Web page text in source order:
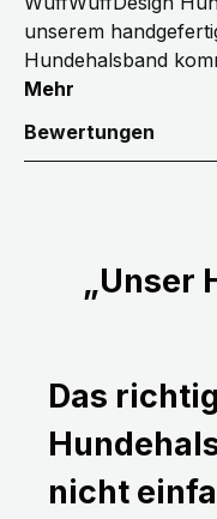
unserem
Hundehalsband
Mehr
Bewertungen
„Unser
Das
nicht